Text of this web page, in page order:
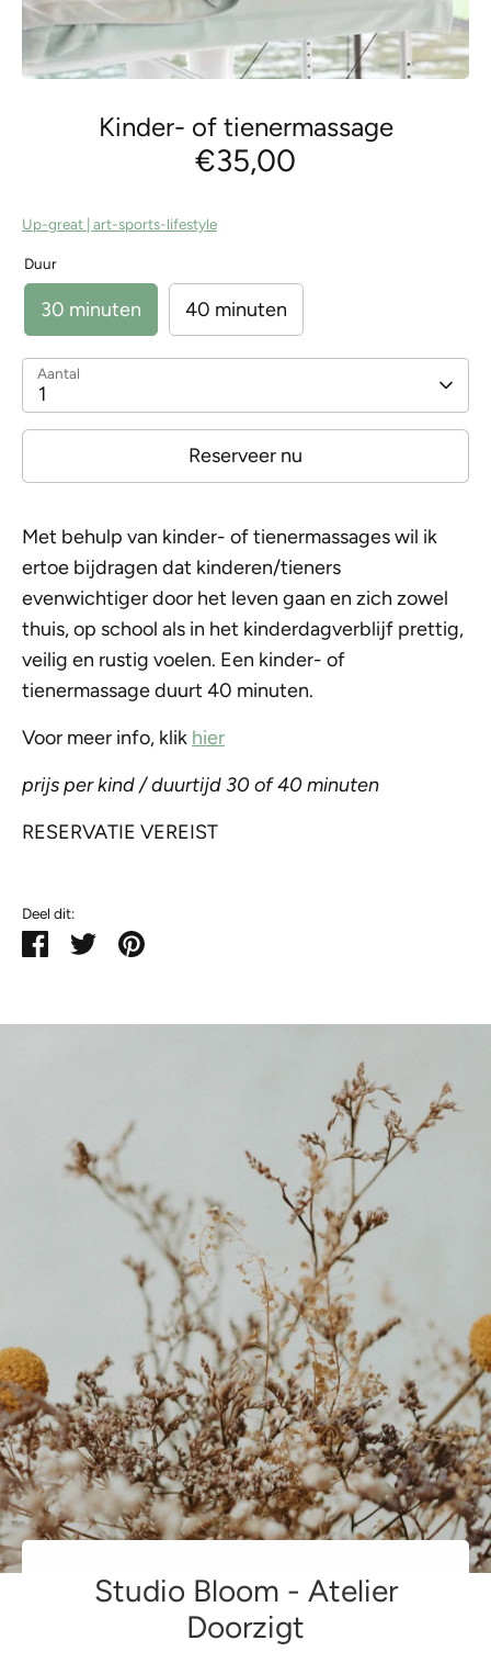
Kinder- of tienermassage
€35,00
Up-great | art-sports-lifestyle
Duur
30 minuten 40 minuten
Aantal
1
Reserveer nu
Met behulp van kinder- of tienermassages wil ik
ertoe bijdragen dat kinderen/tieners
evenwichtiger door het leven gaan en zich zowel
thuis, op school als in het kinderdagverblijf prettig,
veilig en rustig voelen. Een kinder- of
tienermassage duurt 40 minuten.
Voor meer info, klik hier
prijs per kind / duurtijd 30 of 40 minuten
RESERVATIE VEREIST
Deel dit:
Deel TweetPin
Studio Bloom - Atelier
Doorzigt